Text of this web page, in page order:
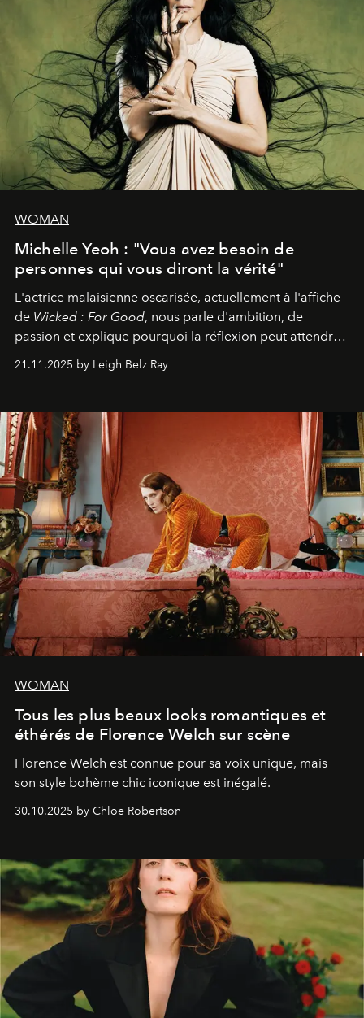
WOMAN
Michelle Yeoh : "Vous avez besoin de
personnes qui vous diront la vérité"
L'actrice malaisienne oscarisée, actuellement à l'affiche
de Wicked : For Good, nous parle d'ambition, de
passion et explique pourquoi la réflexion peut attendre.
Elle avoue :
"C'est libérateur d'interpréter un
personnage qui dit : 'C'est mon désir, mon ambition, ma
21.11.2025 by Leigh Belz Ray
WOMAN
Tous les plus beaux looks romantiques et
éthérés de Florence Welch sur scène
Florence Welch est connue pour sa voix unique, mais
son style bohème chic iconique est inégalé.
30.10.2025 by Chloe Robertson